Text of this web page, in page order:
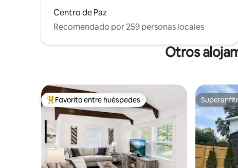
Centro de Paz
Recomendado por 259 personas locales
Otros
Favorito entre huéspedes preferido
Favorito entre huéspedes